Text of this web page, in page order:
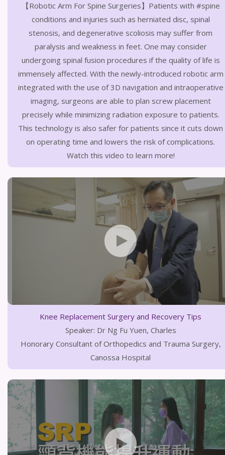
【Robotic Arm For Spine Surgeries】Patients with #spine
conditions and injuries such as herniated disc, spinal
stenosis, and degenerative scoliosis may suffer from
paralysis and weakness in feet. One may consider
undergoing spinal fusion procedures if the quality of life is
immensely affected. With the newly-introduced robotic arm
integrated with the use of 3D navigation and intraoperative
imaging, surgeons are able to plan screw placement
precisely while minimizing radiation exposure to patients.
This technology is also safer for patients since it cuts down
on operating time and lowers the risk of complications.
Watch this video to learn more!
Knee Replacement Surgery and Recovery Tips
Speaker: Dr Ng Fu Yuen, Charles
Honorary Consultant of Orthopedics and Trauma Surgery,
Canossa Hospital